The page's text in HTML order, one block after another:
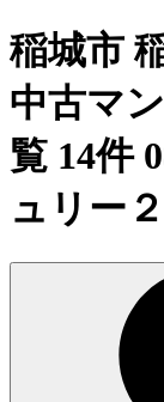
稲城市
中古マ
覧 14件
ュリー